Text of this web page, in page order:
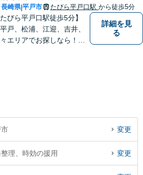
長崎県|平戸市 たびら平戸口駅 から徒歩5分
たびら平戸口駅徒歩5分】
平戸、松浦、江迎、吉井、
エリアでお探しなら！】
詳細を見
る
変更
理、時効の援用 変更